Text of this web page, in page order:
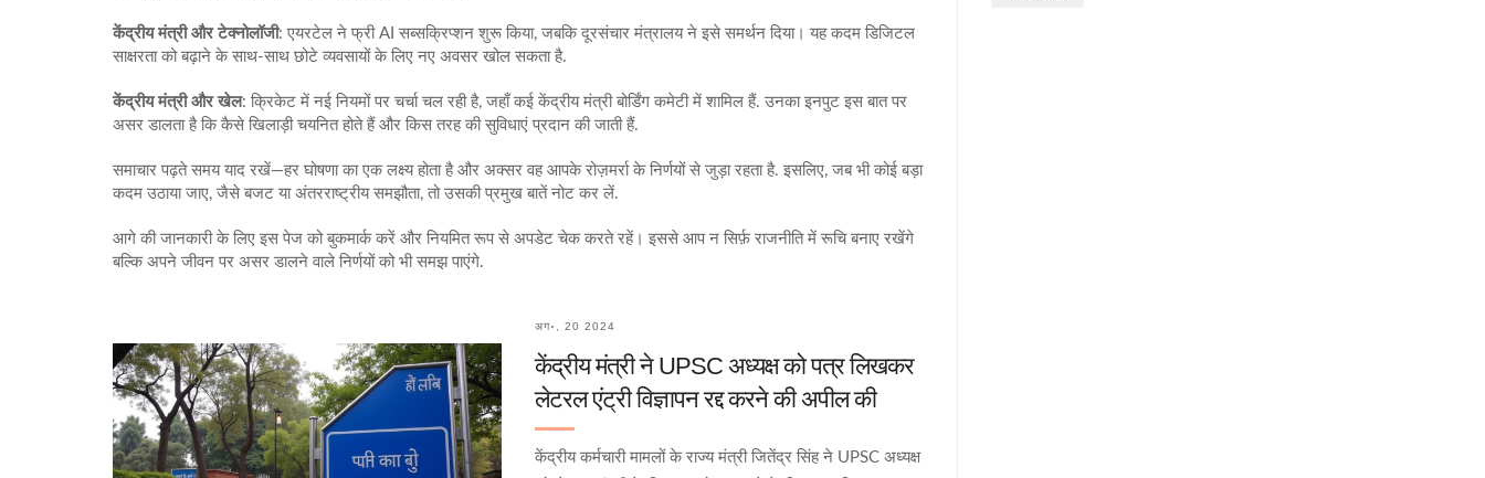
केंद्रीय मंत्री और टेक्नोलॉजी: एयरटेल ने फ्री AI सब्सक्रिप्शन शुरू किया, जबकि दूरसंचार मंत्रालय ने इसे समर्थन दिया। यह कदम डिजिटल
साक्षरता को बढ़ाने के साथ-साथ छोटे व्यवसायों के लिए नए अवसर खोल सकता है.
केंद्रीय मंत्री और खेल: क्रिकेट में नई नियमों पर चर्चा चल रही है, जहाँ कई केंद्रीय मंत्री बोर्डिंग कमेटी में शामिल हैं. उनका इनपुट इस बात पर
असर डालता है कि कैसे खिलाड़ी चयनित होते हैं और किस तरह की सुविधाएं प्रदान की जाती हैं.
समाचार पढ़ते समय याद रखें—हर घोषणा का एक लक्ष्य होता है और अक्सर वह आपके रोज़मर्रा के निर्णयों से जुड़ा रहता है. इसलिए, जब भी कोई बड़ा
कदम उठाया जाए, जैसे बजट या अंतरराष्ट्रीय समझौता, तो उसकी प्रमुख बातें नोट कर लें.
आगे की जानकारी के लिए इस पेज को बुकमार्क करें और नियमित रूप से अपडेट चेक करते रहें। इससे आप न सिर्फ़ राजनीति में रूचि बनाए रखेंगे
बल्कि अपने जीवन पर असर डालने वाले निर्णयों को भी समझ पाएंगे.
अग॰, 20 2024
केंद्रीय मंत्री ने UPSC अध्यक्ष को पत्र लिखकर
लेटरल एंट्री विज्ञापन रद्द करने की अपील की
केंद्रीय कर्मचारी मामलों के राज्य मंत्री जितेंद्र सिंह ने UPSC अध्यक्ष